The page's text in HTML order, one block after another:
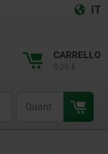
IT
CARRELLO